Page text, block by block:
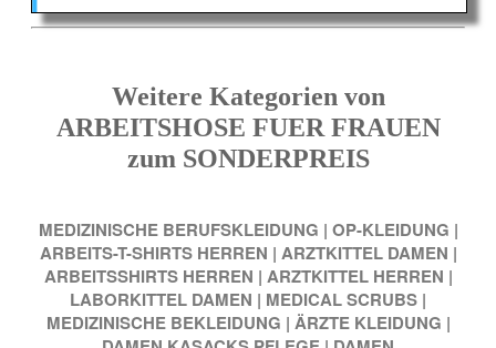
Weitere Kategorien von
ARBEITSHOSE FUER FRAUEN
zum SONDERPREIS
MEDIZINISCHE BERUFSKLEIDUNG | OP-KLEIDUNG |
ARBEITS-T-SHIRTS HERREN | ARZTKITTEL DAMEN |
ARBEITSSHIRTS HERREN | ARZTKITTEL HERREN |
LABORKITTEL DAMEN | MEDICAL SCRUBS |
MEDIZINISCHE BEKLEIDUNG | ÄRZTE KLEIDUNG |